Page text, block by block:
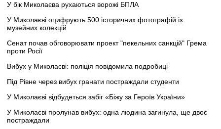
У бік Миколаєва рухаються ворожі БПЛА
У Миколаєві оцифрують 500 історичних фотографій із
музейних колекцій
Сенат почав обговорювати проект "пекельних санкцій" Грема
проти Росії
Вибух у Миколаєві: поліція повідомила подробиці
Під Рівне через вибух гранати постраждали студенти
У Миколаєві відбудеться забіг «Біжу за Героїв України»
У Миколаєві пролунав вибух: одна людина загинула, ще двоє
постраждали